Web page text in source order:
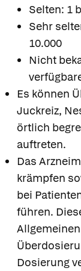
Selten: 1
Sehr
10.000
Nicht
Es können
Juckreiz,
örtlich
auftreten.
Das
krämpfen
bei
führen.
Dosierung